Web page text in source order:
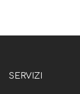
SERVIZI